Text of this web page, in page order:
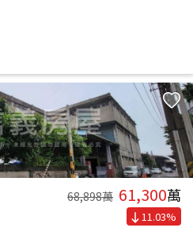
68,898萬 61,300萬
11.03%